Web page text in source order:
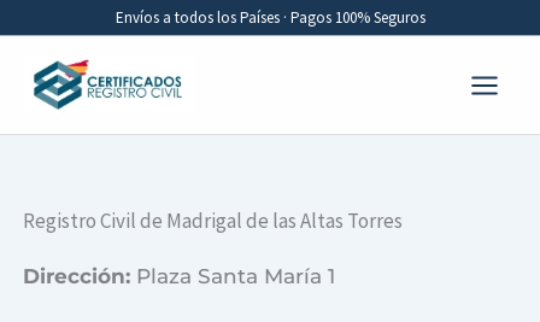
contenido
Envíos a todos los Países · Pagos 100% Seguros
Registro Civil de Madrigal de las Altas Torres
Dirección: Plaza Santa María 1